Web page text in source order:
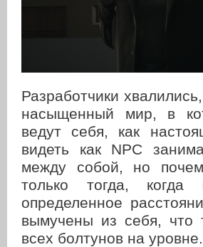
Разработчики
насыщенный мир, в
ведут себя, как
видеть как NPC
между собой, но
только тогда,
определенное
вымучены из себя, что
всех болтунов на уровне.